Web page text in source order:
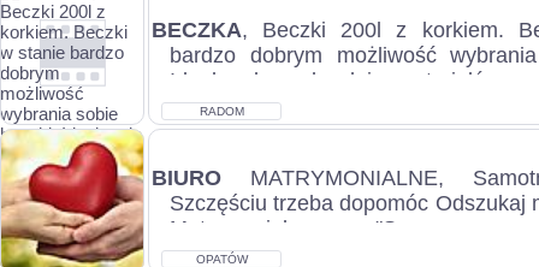
BECZKA, Beczki 200l z korkiem.
bardzo dobrym możliwość
Idealna do wody, oleju, materiałów
RADOM
BIURO MATRYMONIALNE,
Szczęściu trzeba dopomóc Odszukaj
Matrymonialnym "Szansa na
Indywidualn...
OPATÓW